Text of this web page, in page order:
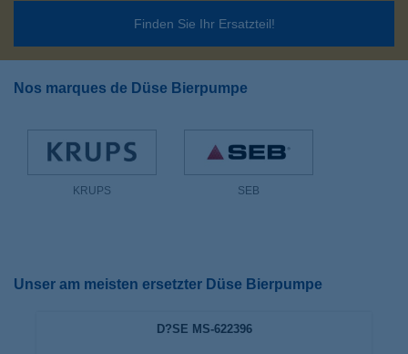
Finden Sie Ihr Ersatzteil!
Nos marques de Düse Bierpumpe
KRUPS SEB
Unser am meisten ersetzter Düse Bierpumpe
D?SE MS-622396